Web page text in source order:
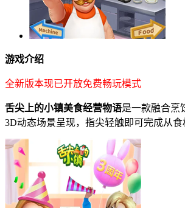
游戏介绍
全新版本现已开放免费畅玩模式
舌尖上的小镇美食经营物语是一款融合烹
3D动态场景呈现，指尖轻触即可完成从食